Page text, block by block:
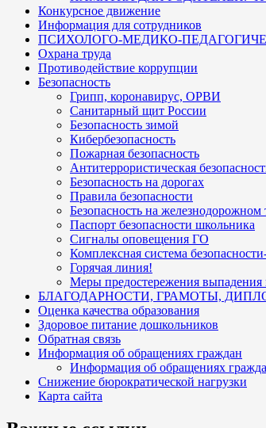
Конкурсное движение
Информация для сотрудников
ПСИХОЛОГО-МЕДИКО-
Охрана труда
Противодействие коррупции
Безопасность
Грипп, коронавирус, ОРВИ
Санитарный щит России
Безопасность зимой
Кибербезопасность
Пожарная безопасность
Антитеррористическая
Безопасность на дорогах
Правила безопасности
Безопасность на железнодорожном
Паспорт безопасности школьника
Сигналы оповещения ГО
Комплексная система
Горячая линия!
Меры предостережения выпадения
БЛАГОДАРНОСТИ, ГРАМОТЫ,
Оценка качества образования
Здоровое питание дошкольников
Обратная связь
Информация об обращениях граждан
Информация об обращениях
Снижение бюрократической нагрузки
Карта сайта